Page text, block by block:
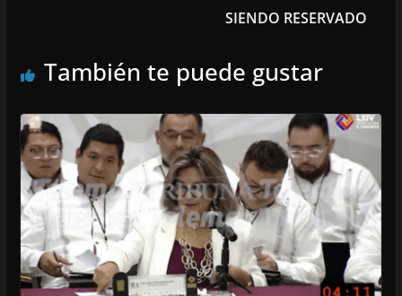
SIENDO RESERVADO
También te puede gustar